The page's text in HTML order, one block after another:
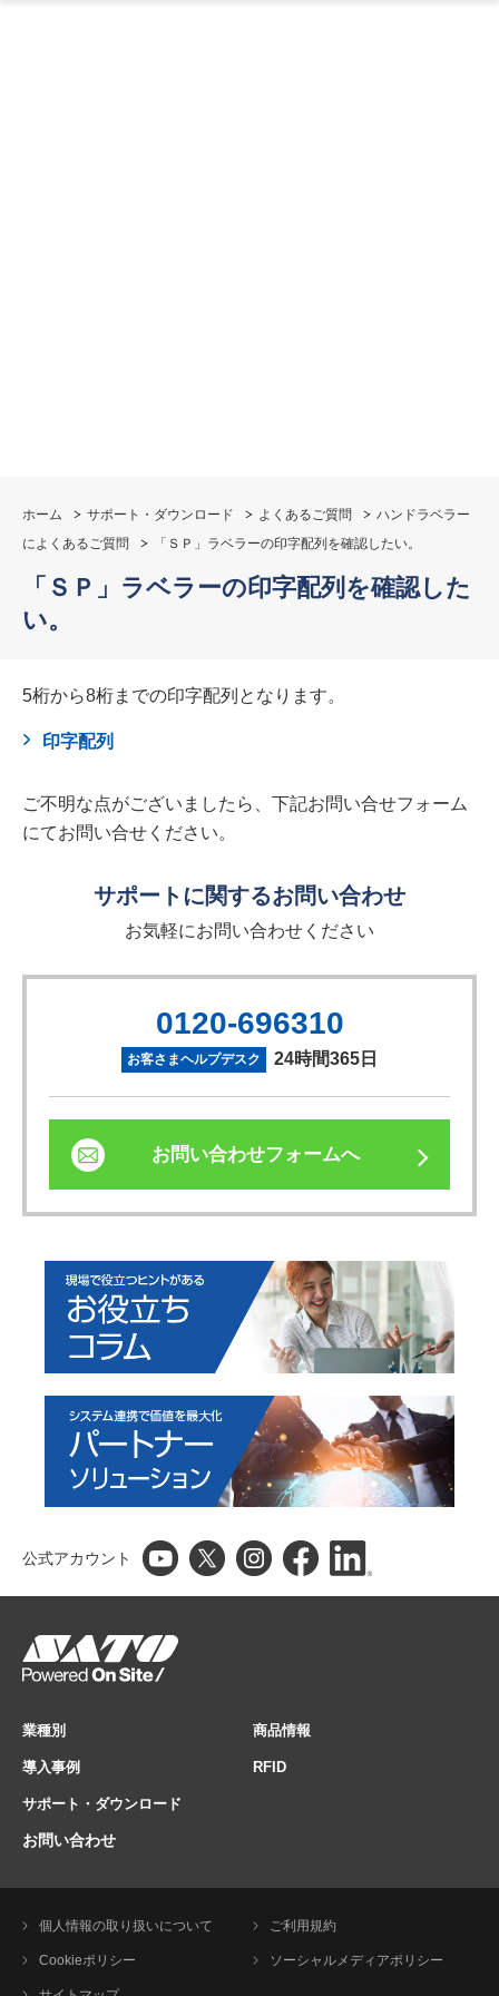
ホーム サポート・ダウンロード よくあるご質問
ハンドラベラー
によくあるご質問
「ＳＰ」ラベラーの印字配列を確認したい。
「ＳＰ」ラベラーの印字配列を確認した
い。
5桁から8桁までの印字配列となります。
印字配列
ご不明な点がございましたら、下記お問い合せフォーム
にてお問い合せください。
サポートに関するお問い合わせ
お気軽にお問い合わせください
0120-696310
お客さまヘルプデスク 24時間365日
お問い合わせフォームへ
公式アカウント
業種別 商品情報
導入事例 RFID
サポート・ダウンロード
お問い合わせ
個人情報の取り扱いについて ご利用規約
Cookieポリシー ソーシャルメディアポリシー